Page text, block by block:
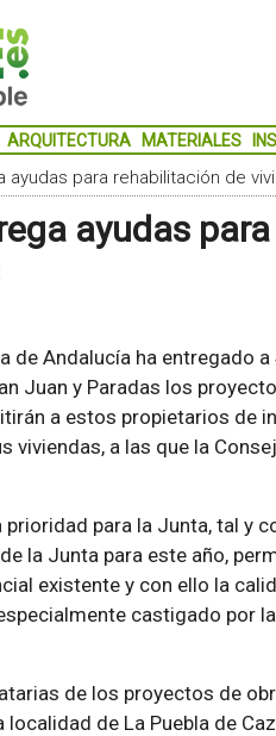
ARQUITECTURA MATERIALES
ayudas para rehabilitación de
ayudas para
de Andalucía ha entregado
Juan y Paradas los
a estos propietarios de
a las que la
para la Junta, tal y
la Junta para este año,
existente y con ello la
castigado por
de los proyectos de
de La Puebla de